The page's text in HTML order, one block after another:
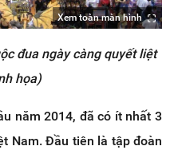
Xem toàn màn hình
đua ngày càng quyết liệt
họa)
năm 2014, đã có ít nhất 3
Nam. Đầu tiên là tập đoàn